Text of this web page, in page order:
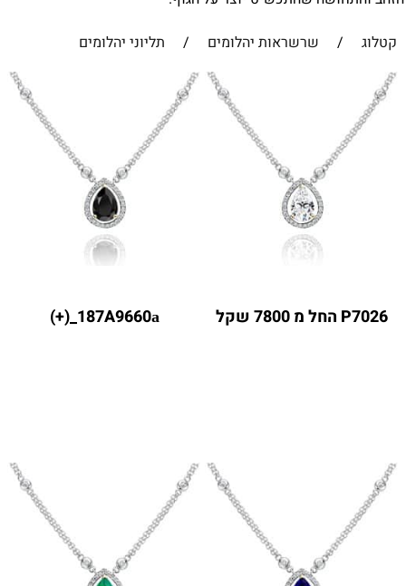
קטלוג
/ שרשראות יהלומים / תליוני יהלומים
P7026 החל מ 7800 שקל 187A9660а_(+)